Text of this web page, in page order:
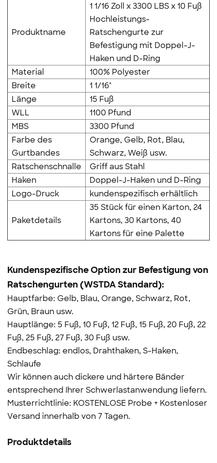
Produktname
1 1/16 Zoll x 3300 LBS x 10 Fuß
Hochleistungs-
Ratschengurte zur
Befestigung mit Doppel-J-
Haken und D-Ring
Material
100% Polyester
Breite
1 1/16"
Länge
15 Fuß
WLL
1100 Pfund
MBS
3300 Pfund
Farbe des
Gurtbandes
Orange, Gelb, Rot, Blau,
Schwarz, Weiß usw.
Ratschenschnalle
Griff aus Stahl
Haken
Doppel-J-Haken und D-Ring
Logo-Druck
kundenspezifisch erhältlich
Paketdetails
35 Stück für einen Karton, 24
Kartons, 30 Kartons, 40
Kartons für eine Palette
Kundenspezifische Option zur Befestigung von
Ratschengurten (WSTDAStandard):
Hauptfarbe: Gelb, Blau, Orange, Schwarz, Rot,
Grün, Braun usw.
Hauptlänge: 5 Fuß, 10 Fuß, 12 Fuß, 15 Fuß, 20 Fuß, 22
Fuß, 25 Fuß, 27 Fuß, 30 Fuß usw.
Endbeschlag: endlos, Drahthaken, S-Haken,
Schlaufe
Wir können auch dickere und härtere Bänder
entsprechend Ihrer Schwerlastanwendung liefern.
Musterrichtlinie: KOSTENLOSE Probe + Kostenloser
Versand innerhalb von 7 Tagen.
Produktdetails